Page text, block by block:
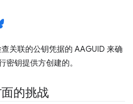
关联的公钥凭据的 AAGUID 来确
密钥提供方创建的。
的挑战